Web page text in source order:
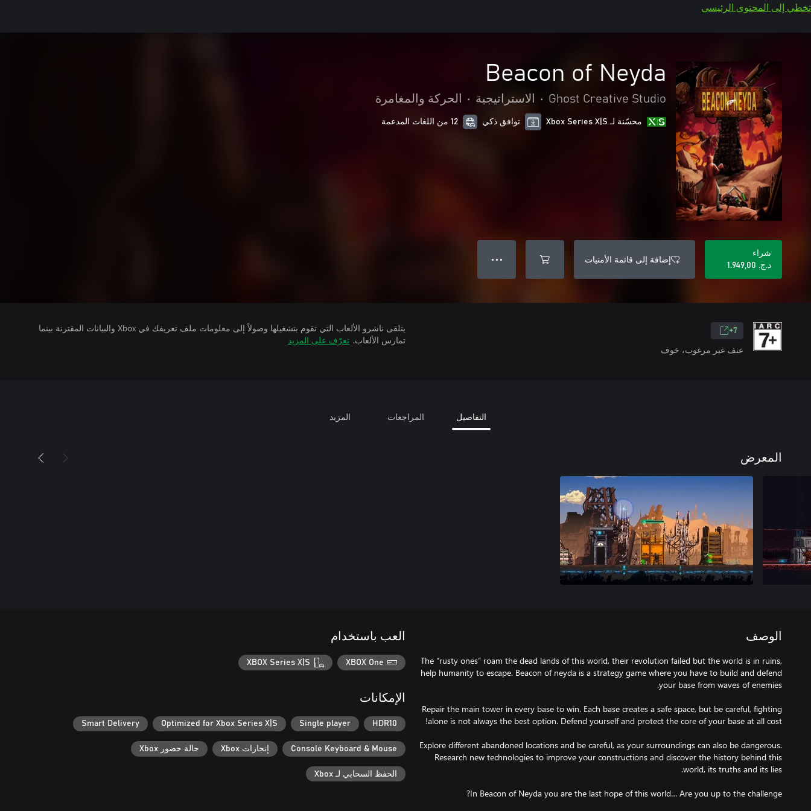
تخطي إلى المحتوى الرئيسي
Beacon of Neyda
Ghost Creative Studio
• الاستراتيجية • الحركة والمغامرة
محسّنة لـ Xbox Series X|S توافق ذكي 12 من اللغات المدعمة
شراء
د.ج.‏ 1.949,00
إضافة إلى قائمة الأمنيات ● ● ●
7+
عنف غير مرغوب، خوف
يتلقى ناشرو الألعاب التي تقوم بتشغيلها وصولاً إلى معلومات ملف تعريفك في Xbox والبيانات المقترنة بينما
تمارس الألعاب. تعرّف على المزيد
التفاصيل المراجعات المزيد
المعرض
الوصف
The “rusty ones” roam the dead lands of this world, their revolution failed but the world is in ruins,
help humanity to escape. Beacon of neyda is a strategy game where you have to build and defend
Repair the main tower in every base to win. Each base creates a safe space, but be careful, fighting
Explore different abandoned locations and be careful, as your surroundings can also be dangerous.
Research new technologies to improve your constructions and discover the history behind this
In Beacon of Neyda you are the last hope of this world… Are you up to the challenge?
العب باستخدام
XBOX One
XBOX Series X|S
الإمكانات
HDR10
Single player
Optimized for Xbox Series X|S
Smart Delivery
Console Keyboard & Mouse إنجازات Xbox حالة حضور Xbox
الحفظ السحابي لـ Xbox